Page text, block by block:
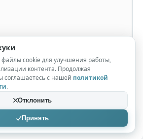
Отправить
файлы cookie для улучшения работы,
контента. Продолжая
соглашаетесь с нашей политикой
.
Отклонить
Принять